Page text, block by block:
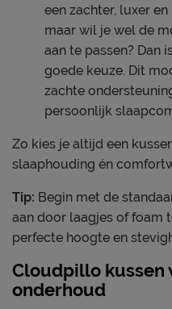
een zachter, luxer
maar wil je wel de
aan te passen? Dan
goede keuze. Dit
zachte
persoonlijk
Zo kies je altijd een
slaaphouding én
Tip: Begin met de
aan door laagjes of foam
perfecte hoogte en
Cloudpillo kussen
onderhoud